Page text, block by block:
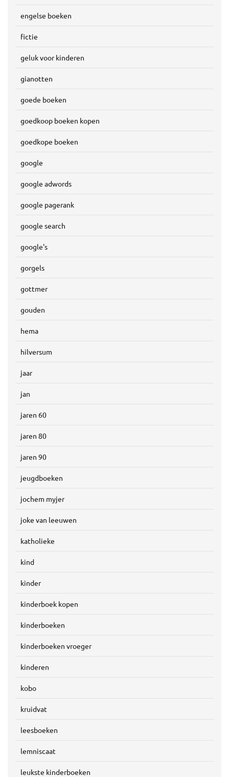
engelse boeken
fictie
geluk voor kinderen
gianotten
goede boeken
goedkoop boeken kopen
goedkope boeken
google
google adwords
google pagerank
google search
google's
gorgels
gottmer
gouden
hema
hilversum
jaar
jan
jaren 60
jaren 80
jaren 90
jeugdboeken
jochem myjer
joke van leeuwen
katholieke
kind
kinder
kinderboek kopen
kinderboeken
kinderboeken vroeger
kinderen
kobo
kruidvat
leesboeken
lemniscaat
leukste kinderboeken